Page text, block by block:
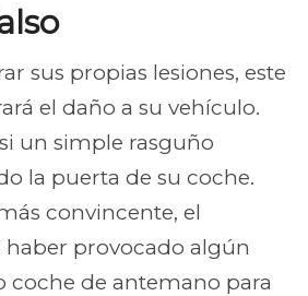
sus propias lesiones, este
el daño a su vehículo.
un simple rasguño
la puerta de su coche.
convincente, el
provocado algún
coche de antemano para